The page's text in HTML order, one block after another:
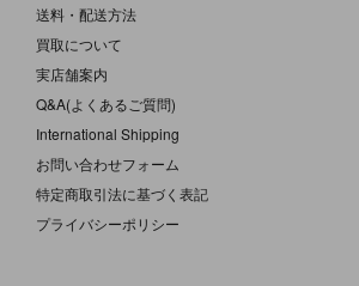
送料・配送方法
買取について
実店舗案内
Q&A(よくあるご質問)
International Shipping
お問い合わせフォーム
特定商取引法に基づく表記
プライバシーポリシー